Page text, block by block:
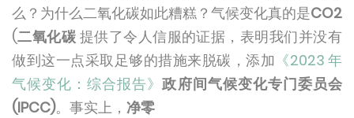
么？为什么二氧化碳如此糟糕？气候变化真的是CO2
(二氧化碳 提供了令人信服的证据，表明我们并没有
做到这一点采取足够的措施来脱碳，添加 《2023 年
气候变化：综合报告》政府间气候变化专门委员会
(IPCC)。事实上， 净零